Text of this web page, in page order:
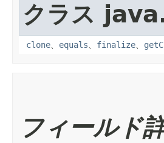
クラス
clone、 equals、 finalize、
フィールド